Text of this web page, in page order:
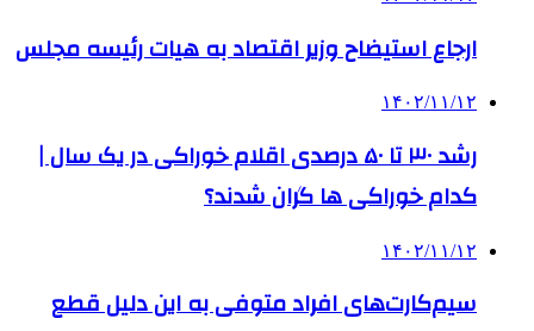
ارجاع استیضاح وزیر اقتصاد به هیات رئیسه مجلس
۱۴۰۲/۱۱/۱۲
رشد ۳۰ تا ۵۰ درصدی اقلام خوراکی در یک سال |
کدام خوراکی‌ ها گران شدند؟
۱۴۰۲/۱۱/۱۲
سیم‌کارت‌های افراد متوفی به این دلیل قطع